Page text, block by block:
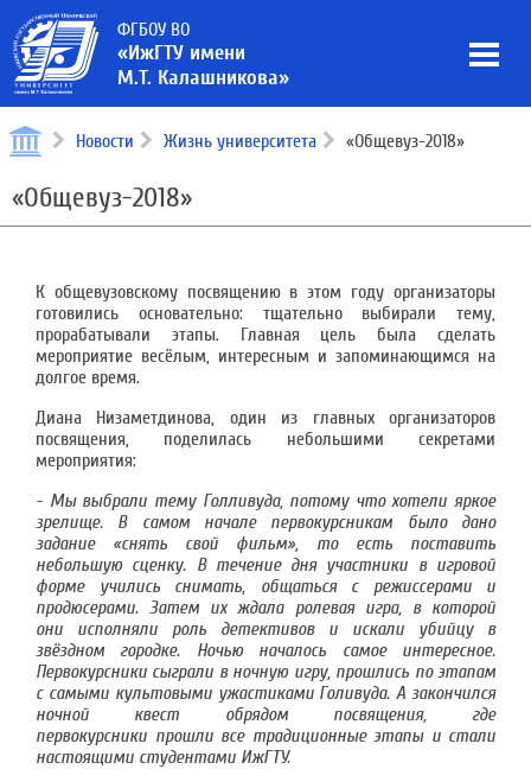
ФГБОУ ВО
«ИжГТУ имени
М.Т. Калашникова»
Новости Жизнь университета «Общевуз-2018»
«Общевуз-2018»
К общевузовскому посвящению в этом году организаторы
готовились основательно: тщательно выбирали тему,
прорабатывали этапы. Главная цель была сделать
мероприятие весёлым, интересным и запоминающимся на
долгое время.
Диана Низаметдинова, один из главных организаторов
посвящения, поделилась небольшими секретами
мероприятия:
- Мы выбрали тему Голливуда, потому что хотели яркое
зрелище. В самом начале первокурсникам было дано
задание «снять свой фильм», то есть поставить
небольшую сценку. В течение дня участники в игровой
форме учились снимать, общаться с режиссерами и
продюсерами.Затем их ждала ролеваяигра, в которой
они исполняли роль детективови искали убийцу в
звёздном городке. Ночью началось самое интересное.
Первокурсники сыграли в ночную игру, прошлись по этапам
с самыми культовыми ужастиками Голивуда. А закончился
ночной квест обрядом посвящения, где
первокурсники прошли все традиционные этапы и стали
настоящими студентами ИжГТУ.